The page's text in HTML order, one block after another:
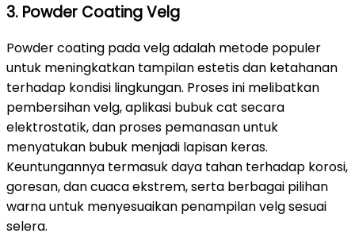
3. Powder Coating Velg
Powder coating pada velg adalah metode populer
untuk meningkatkan tampilan estetis dan ketahanan
terhadap kondisi lingkungan. Proses ini melibatkan
pembersihan velg, aplikasi bubuk cat secara
elektrostatik, dan proses pemanasan untuk
menyatukan bubuk menjadi lapisan keras.
Keuntungannya termasuk daya tahan terhadap korosi,
goresan, dan cuaca ekstrem, serta berbagai pilihan
warna untuk menyesuaikan penampilan velg sesuai
selera.